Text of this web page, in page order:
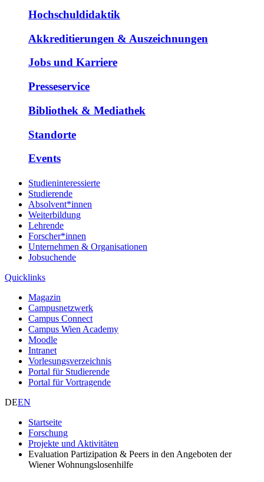
Hochschuldidaktik
Akkreditierungen & Auszeichnungen
Jobs und Karriere
Presseservice
Bibliothek & Mediathek
Standorte
Events
Studieninteressierte
Studierende
Absolvent*innen
Weiterbildung
Lehrende
Forscher*innen
Unternehmen & Organisationen
Jobsuchende
Quicklinks
Magazin
Campusnetzwerk
Campus Connect
Campus Wien Academy
Moodle
Intranet
Vorlesungsverzeichnis
Portal für Studierende
Portal für Vortragende
DEEN
Startseite
Forschung
Projekte und Aktivitäten
Evaluation Partizipation & Peers in den Angeboten der
Wiener Wohnungslosenhilfe